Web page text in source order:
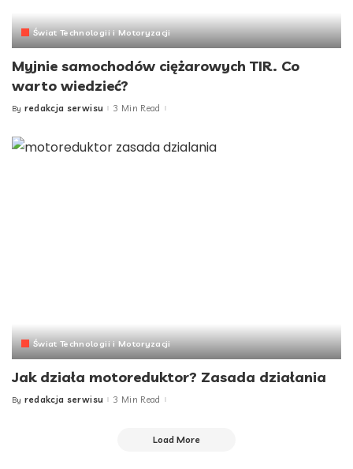
Świat Technologii i Motoryzacji
Myjnie samochodów ciężarowych TIR. Co
warto wiedzieć?
Posted
By redakcja serwisu 3 Min Read
Świat Technologii i Motoryzacji
Jak działa motoreduktor? Zasada działania
Posted
By redakcja serwisu 3 Min Read
Load More